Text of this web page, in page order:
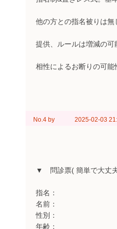
他の方との指名被りは
提供、ルールは増減の可
相性によるお断りの可能
No.4 by 2025-02-03
▼ 問診票( 簡単で大丈
指名：
名前：
性別：
年齢：